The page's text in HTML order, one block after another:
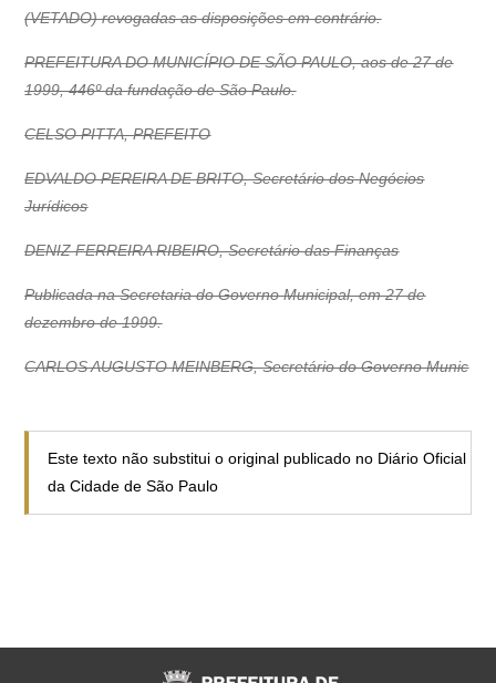
(VETADO) revogadas as disposições em contrário.
PREFEITURA DO MUNICÍPIO DE SÃO PAULO, aos de 27 de
1999, 446º da fundação de São Paulo.
CELSO PITTA, PREFEITO
EDVALDO PEREIRA DE BRITO, Secretário dos Negócios
Jurídicos
DENIZ FERREIRA RIBEIRO, Secretário das Finanças
Publicada na Secretaria do Governo Municipal, em 27 de
dezembro de 1999.
CARLOS AUGUSTO MEINBERG, Secretário do Governo Munic
Este texto não substitui o original publicado no Diário Oficial
da Cidade de São Paulo